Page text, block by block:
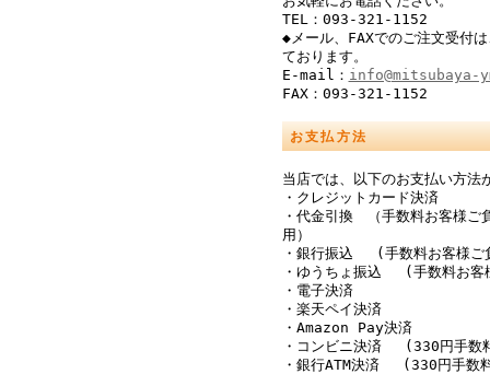
TEL：093-321-1152
◆メール、FAXでのご注文受付
ております。
E-mail： info@mitsubaya-
FAX：093-321-1152
お支払方法
当店では、以下のお支払い方法
・クレジットカード決済
・代金引換 （手数料お客様ご
用）
・銀行振込 (手数料お客様ご
・ゆうちょ振込 (手数料お客
・電子決済
・楽天ペイ決済
・Amazon Pay決済
・コンビニ決済 (330円手数
・銀行ATM決済 (330円手数